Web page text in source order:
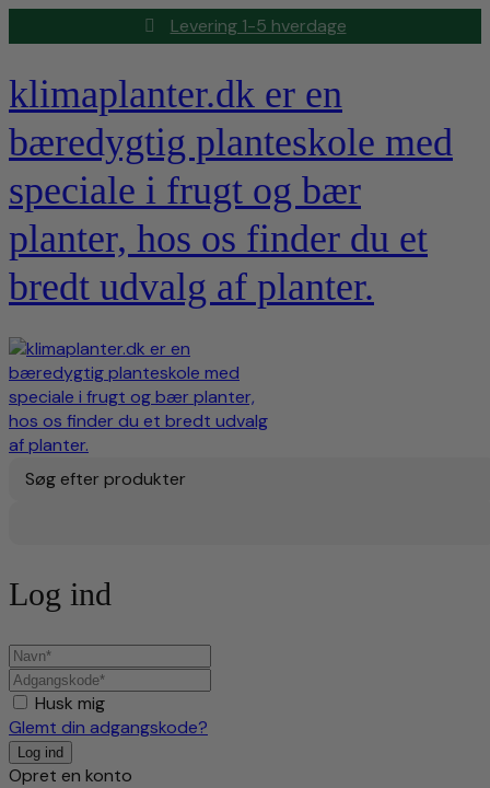
Levering 1-5 hverdage
klimaplanter.dk er en
bæredygtig planteskole med
speciale i frugt og bær
planter, hos os finder du et
bredt udvalg af planter.
Søg efter produkter
Log ind
Husk mig
Glemt din adgangskode?
Opret en konto